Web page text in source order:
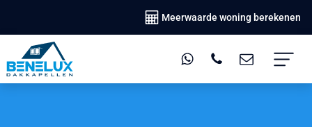
Meerwaarde woning berekenen